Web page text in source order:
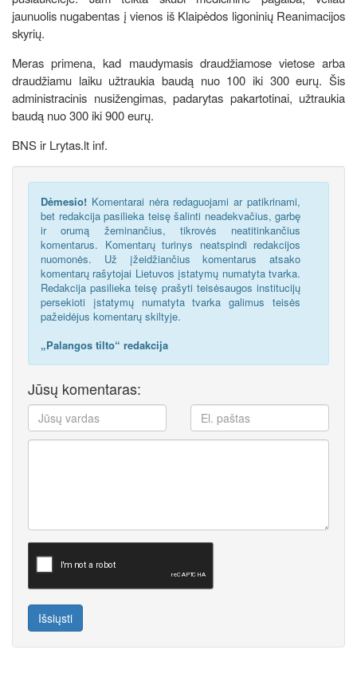
jaunuolis nugabentas į vienos iš Klaipėdos ligoninių Reanimacijos
skyrių.
Meras primena, kad maudymasis draudžiamose vietose arba
draudžiamu laiku užtraukia baudą nuo 100 iki 300 eurų. Šis
administracinis nusižengimas, padarytas pakartotinai, užtraukia
baudą nuo 300 iki 900 eurų.
BNS ir Lrytas.lt inf.
Dėmesio! Komentarai nėra redaguojami ar patikrinami,
bet redakcija pasilieka teisę šalinti neadekvačius, garbę
ir orumą žeminančius, tikrovės neatitinkančius
komentarus. Komentarų turinys neatspindi redakcijos
nuomonės. Už įžeidžiančius komentarus atsako
komentarų rašytojai Lietuvos įstatymų numatyta tvarka.
Redakcija pasilieka teisę prašyti teisėsaugos institucijų
persekioti įstatymų numatyta tvarka galimus teisės
pažeidėjus komentarų skiltyje.
„Palangos tilto“ redakcija
Jūsų komentaras:
Išsiųsti